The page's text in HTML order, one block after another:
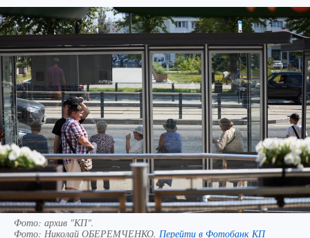
Фото: архив "КП".
Фото: Николай ОБЕРЕМЧЕНКО. Перейти в Фотобанк КП